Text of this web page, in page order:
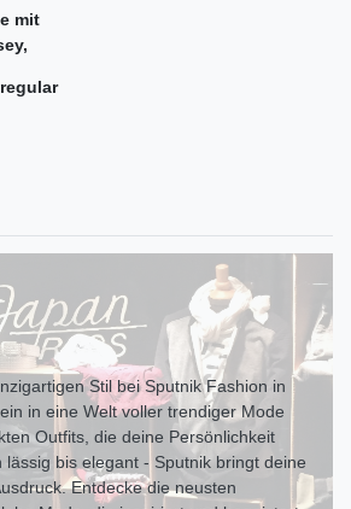
mit
Stil bei Sputnik Fashion in
in eine Welt voller trendiger Mode
Outfits, die deine Persönlichkeit
lässig bis elegant - Sputnik bringt deine
uck. Entdecke die neusten